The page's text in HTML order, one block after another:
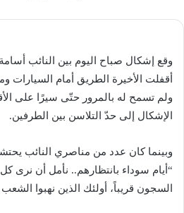
وقع إشكال صباح اليوم بين النائب
أقفلت الأخيرة الطريق أمام السيارات
ولم تسمح له بالمرور حتّى سيرًا على
الإشكال إلى حدّ التلاسن بين الطرفين.
وبينما كان عدد من مناصري النائب
“أيام سوداء بانتظارهم.. نأمل أن
السجون قريباً، أولئك الذين نهبوا